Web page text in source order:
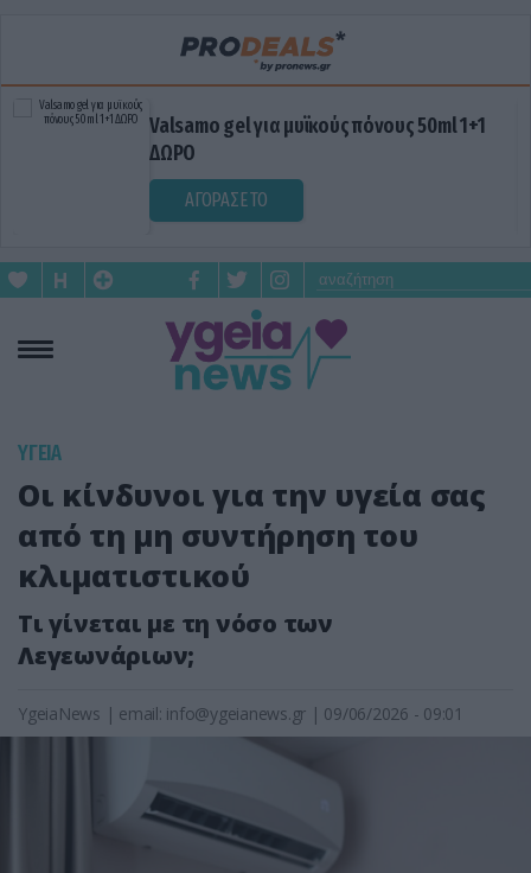
Valsamo gel για μυϊκούς πόνους 50ml 1+1
ΔΩΡΟ
ΑΓΟΡΑΣΕ ΤΟ
ΥΓΕΙΑ
Οι κίνδυνοι για την υγεία σας
από τη μη συντήρηση του
κλιματιστικού
Τι γίνεται με τη νόσο των
Λεγεωνάριων;
YgeiaNews | email: info@ygeianews.gr | 09/06/2026 - 09:01